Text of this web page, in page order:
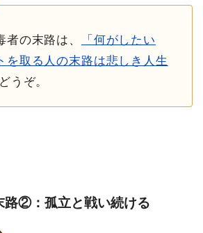
の末路は、
「何がしたい
を取る人の末路は悲しき人生
うぞ。
路②：孤立と戦い続ける